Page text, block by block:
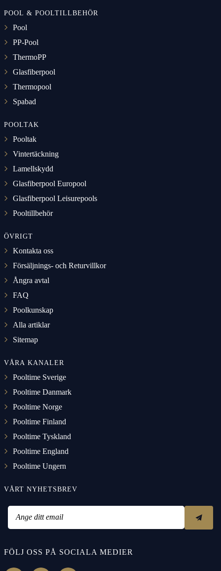
POOL & POOLTILLBEHÖR
Pool
PP-Pool
ThermoPP
Glasfiberpool
Thermopool
Spabad
POOLTAK
Pooltak
Vintertäckning
Lamellskydd
Glasfiberpool Europool
Glasfiberpool Leisurepools
Pooltillbehör
ÖVRIGT
Kontakta oss
Försäljnings- och Returvillkor
Ångra avtal
FAQ
Poolkunskap
Alla artiklar
Sitemap
VÅRA KANALER
Pooltime Sverige
Pooltime Danmark
Pooltime Norge
Pooltime Finland
Pooltime Tyskland
Pooltime England
Pooltime Ungern
VÅRT NYHETSBREV
Ange ditt email
FÖLJ OSS PÅ SOCIALA MEDIER